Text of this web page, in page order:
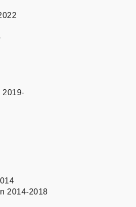
2019-
2014-2018